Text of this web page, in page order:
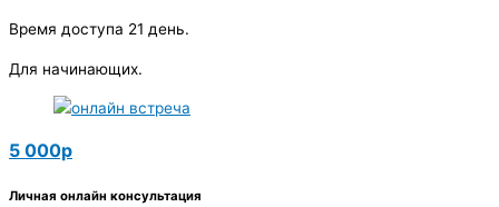
Время доступа 21 день.
Для начинающих.
5 000р
Личная онлайн консультация